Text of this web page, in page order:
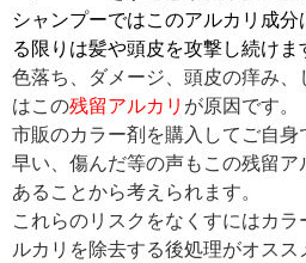
シャンプーではこのアルカリ成
る限りは髪や頭皮を攻撃し続けま
色落ち、ダメージ、頭皮の痒み
はこの残留アルカリ が原因です。
市販のカラー剤を購入してご自
早い、傷んだ等の声もこの残留
あることから考えられます。
これらのリスクをなくすにはカ
ルカリを除去する後処理がオス